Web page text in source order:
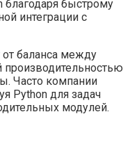
благодаря быстрому
интеграции с
баланса между
Часто компании
Python для задач
модулей.